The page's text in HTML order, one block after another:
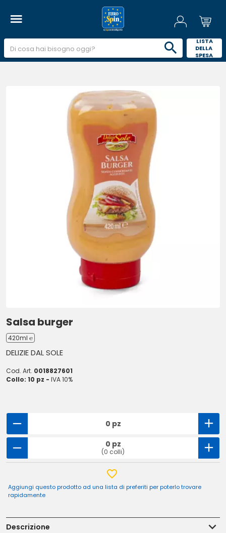
LISTA
DELLA
SPESA
Salsa burger
420ml ℮
DELIZIE DAL SOLE
Cod. Art. 0018827601
Collo: 10 pz - IVA 10%
0 pz
0 pz
(0 colli)
Aggiungi questo prodotto ad una lista di preferiti per poterlo trovare
rapidamente
Descrizione